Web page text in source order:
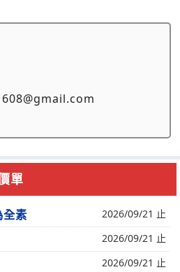
單
全素 2026/09/21 止
2026/09/21 止
2026/09/21 止